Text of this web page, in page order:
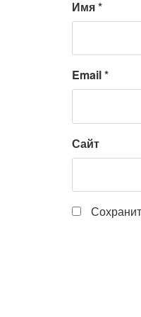
Имя*
Email*
Сайт